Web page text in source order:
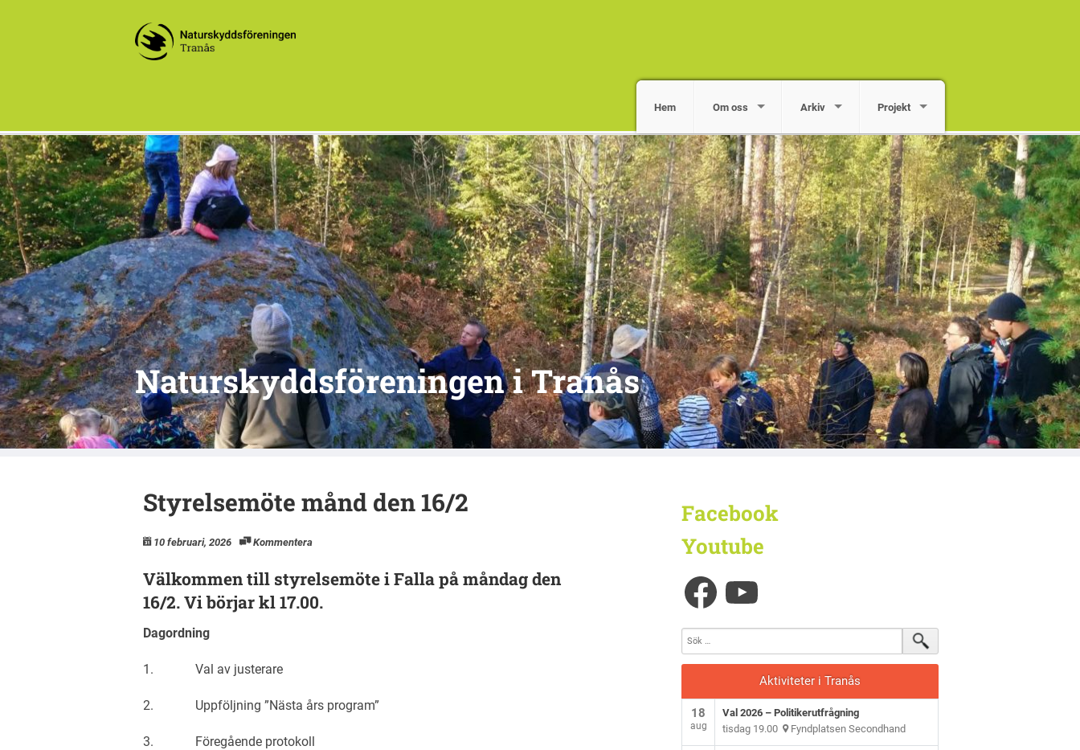
Hem Om oss Arkiv Projekt
Naturskyddsföreningen i Tranås
Styrelsemöte månd den 16/2
10 februari, 2026 Kommentera
Välkommen till styrelsemöte i Falla på måndag den
16/2. Vi börjar kl 17.00.
Dagordning
1. Val av justerare
2. Uppföljning ”Nästa års program”
3. Föregående protokoll
Facebook
Youtube
Aktiviteter i Tranås
18
aug
Val 2026 – Politikerutfrågning
tisdag 19.00 Fyndplatsen Secondhand